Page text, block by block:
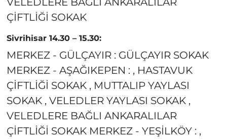
ÇİFTLİĞİ SOKAK
Sivrihisar 14.30 – 15.30:
MERKEZ - GÜLÇAYIR : GÜLÇAYIR SOKAK
MERKEZ - AŞAĞIKEPEN : , HASTAVUK
ÇİFTLİĞİ SOKAK , MUTTALIP YAYLASI
SOKAK , VELEDLER YAYLASI SOKAK ,
VELEDLERE BAĞLI ANKARALILAR
ÇİFTLİĞİ SOKAK MERKEZ - YEŞİLKÖY : ,